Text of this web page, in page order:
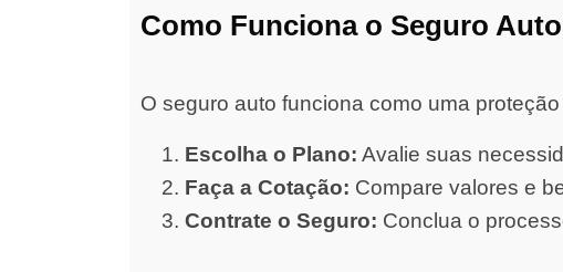
Como Funciona o Seguro
O seguro auto funciona como uma
Escolha o Plano: Avalie suas
Faça a Cotação: Compare valores e
Contrate o Seguro: Conclua o